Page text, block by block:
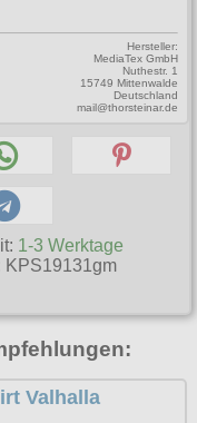
Hersteller:
MediaTex GmbH
Nuthestr. 1
15749 Mittenwalde
Deutschland
mail@thorsteinar.de
1-3 Werktage
KPS19131gm
Valhalla